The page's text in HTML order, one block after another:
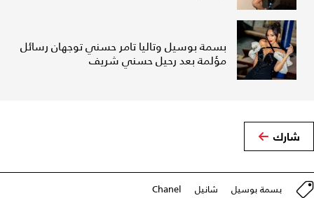
بسمة بوسيل وتاليا تامر حسني توجهان رسائل
مؤلمة بعد رحيل حسني شريف
شارك
بسمة بوسيل شانيل Chanel